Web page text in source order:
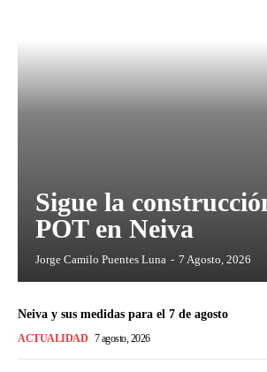
Sigue la
POT en Neiva
Jorge Camilo Puentes Luna - 7 Agosto, 2026
Neiva y sus medidas para el 7 de agosto
ACTUALIDAD 7 agosto, 2026